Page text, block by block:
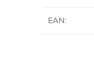
EAN: